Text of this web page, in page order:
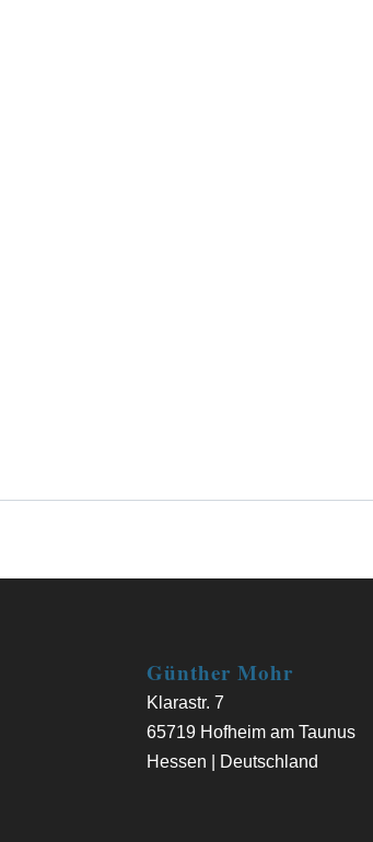
Günther Mohr
Klarastr. 7
65719 Hofheim am Taunus
Hessen | Deutschland